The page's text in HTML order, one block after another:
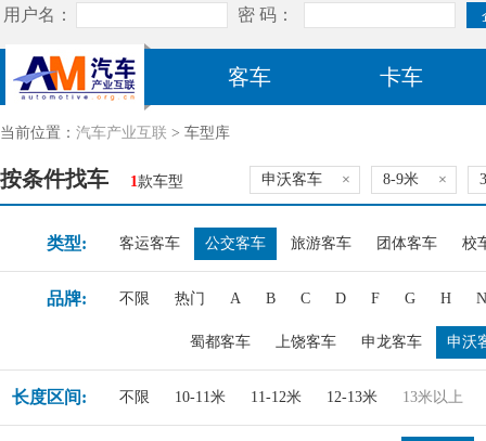
客车 卡车
当前位置： 汽车产业互联 > 车型库
按条件找车 1款车型 申沃客车 × 8-9米 ×
类型: 客运客车 公交客车 旅游客车 团体客车 校
品牌: 不限 热门 A B C D F G H N
蜀都客车 上饶客车 申龙客车 申沃
长度区间: 不限 10-11米 11-12米 12-13米 13米以上